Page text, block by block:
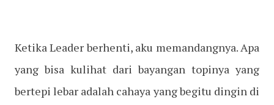
Ketika Leader berhenti, aku memandangnya. Apa
yang bisa kulihat dari bayangan topinya yang
bertepi lebar adalah cahaya yang begitu dingin di